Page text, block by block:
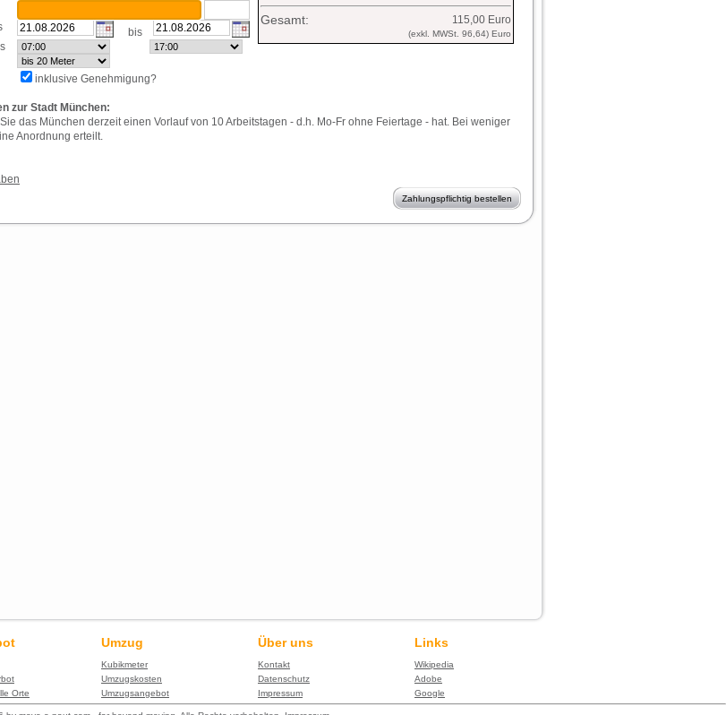
Gesamt: 115,00 Euro
(exkl. MWSt. 96,64) Euro
bis
inklusive Genehmigung?
zur Stadt München:
das München derzeit einen Vorlauf von 10 Arbeitstagen - d.h. Mo-Fr ohne Feiertage - hat. Bei weniger
Anordnung erteilt.
Orte
Umzug
Kubikmeter
Umzugskosten
Umzugsangebot
Über uns
Kontakt
Datenschutz
Impressum
Links
Wikipedia
Adobe
Google